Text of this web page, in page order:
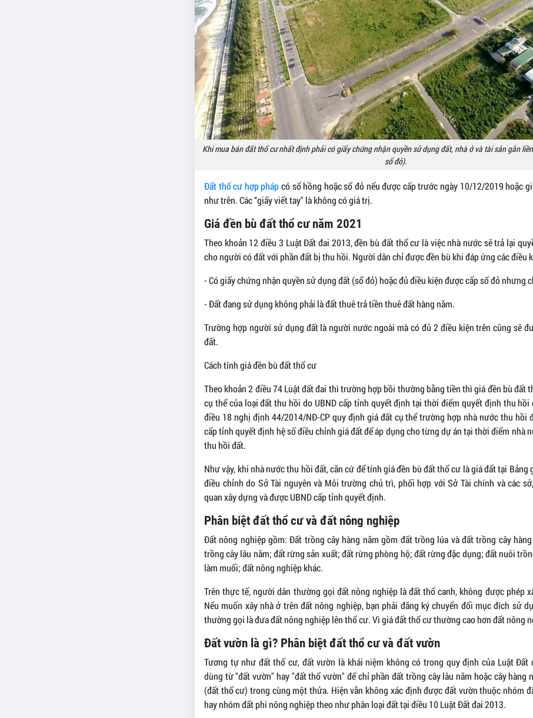
Khi mua bán đất thổ cư nhất định phải có giấy chứng nhận quyền sử dụng đất, nhà ở và tài sản gắn
sổ đỏ).
Đất thổ cư hợp phápcó sổ hồng hoặc sổ đỏ nếu được cấp trước ngày 10/12/2019 hoặc
như trên. Các “giấy viết tay" là không có giá trị.
Giá đền bù đất thổ cư năm 2021
Theo khoản 12 điều 3 Luật Đất đai 2013, đền bù đất thổ cư là việc nhà nước sẽ trả lại
cho người có đất với phần đất bị thu hồi. Người dân chỉ được đền bù khi đáp ứng các điều
- Có giấy chứng nhận quyền sử dụng đất (sổ đỏ) hoặc đủ điều kiện được cấp sổ đỏ nhưng
- Đất đang sử dụng không phải là đất thuê trả tiền thuê đất hàng năm.
Trường hợp người sử dụng đất là người nước ngoài mà có đủ 2 điều kiện trên cũng sẽ
đất.
Cách tính giá đền bù đất thổ cư
Theo khoản 2 điều 74 Luật đất đai thì trường hợp bồi thường bằng tiền thì giá đền bù đất
cụ thể của loại đất thu hồi do UBND cấp tỉnh quyết định tại thời điểm quyết định thu
điều 18 nghị định 44/2014/NĐ-CP quy định giá đất cụ thể trường hợp nhà nước thu hồi
cấp tỉnh quyết định hệ số điều chỉnh giá đất để áp dụng cho từng dự án tại thời điểm nhà
thu hồi đất.
Như vậy, khi nhà nước thu hồi đất, căn cứ để tính giá đền bù đất thổ cư là giá đất tại Bảng
điều chỉnh do Sở Tài nguyên và Môi trường chủ trì, phối hợp với Sở Tài chính và các
quan xây dựng và được UBND cấp tỉnh quyết định.
Phân biệt đất thổ cư và đất nông nghiệp
Đất nông nghiệp gồm: Đất trồng cây hàng năm gồm đất trồng lúa và đất trồng cây
trồng cây lâu năm; đất rừng sản xuất; đất rừng phòng hộ; đất rừng đặc dụng; đất nuôi
làm muối; đất nông nghiệp khác.
Trên thực tế, người dân thường gọi đất nông nghiệp là đất thổ canh, không được phép
Nếu muốn xây nhà ở trên đất nông nghiệp, bạn phải đăng ký chuyển đổi mục đích sử
thường gọi là đưa đất nông nghiệp lên thổ cư. Vì giá đất thổ cư thường cao hơn đất nông
Đất vườn là gì? Phân biệt đất thổ cư và đất vườn
Tương tự như đất thổ cư, đất vườn là khái niệm không có trong quy định của Luật Đất
dùng từ "đất vườn" hay "đất thổ vườn" để chỉ phần đất trồng cây lâu năm hoặc cây hàng
(đất thổ cư) trong cùng một thửa. Hiện vẫn không xác định được đất vườn thuộc nhóm
hay nhóm đất phi nông nghiệp theo như phân loại đất tại điều 10 Luật Đất đai 2013.